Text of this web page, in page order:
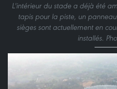
L'intérieur du stade a déjà été
tapis pour la piste, un
sièges sont actuellement en
installés.